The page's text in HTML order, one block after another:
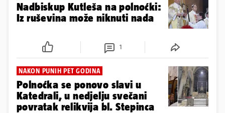
Nadbiskup Kutleša na polnoćki:
Iz ruševina može niknuti nada
1
NAKON PUNIH PET GODINA
Polnoćka se ponovo slavi u
Katedrali, u nedjelju svečani
povratak relikvija bl. Stepinca